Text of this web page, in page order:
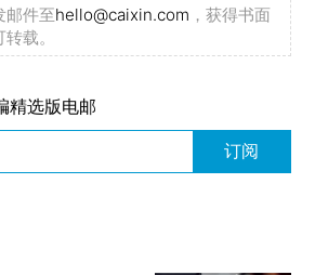
邮件至hello@caixin.com ，获得书面
载。
精选版电邮
订阅